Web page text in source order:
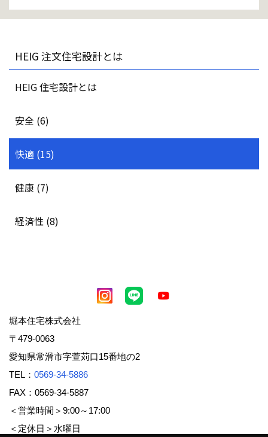
HEIG 注文住宅設計とは
HEIG 住宅設計とは
安全 (6)
快適 (15)
健康 (7)
経済性 (8)
堀本住宅株式会社
〒479-0063
愛知県常滑市字萱苅口15番地の2
TEL： 0569-34-5886
FAX：0569-34-5887
＜営業時間＞9:00～17:00
＜定休日＞水曜日